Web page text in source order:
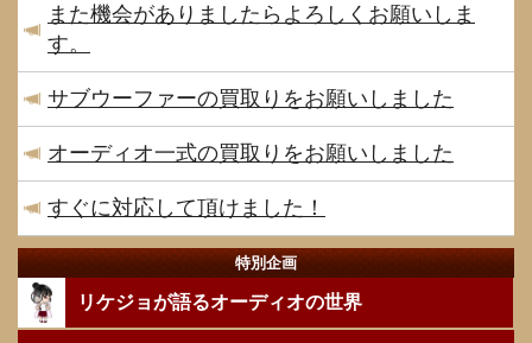
また機会がありましたらよろしくお願いしま
す。
サブウーファーの買取りをお願いしました
オーディオ一式の買取りをお願いしました
すぐに対応して頂けました！
特別企画
リケジョが語るオーディオの世界